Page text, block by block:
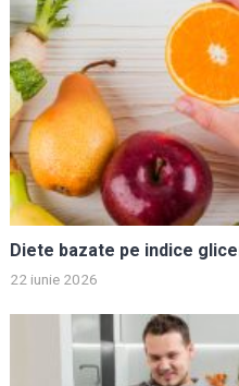
Diete bazate pe indice
22 iunie 2026